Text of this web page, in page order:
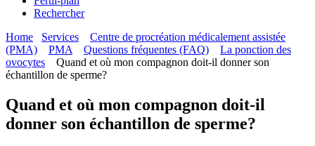
Rechercher
Home
Services
Centre de procréation médicalement assistée
(PMA)
PMA Questions fréquentes (FAQ)
La ponction des
ovocytes
Quand et où mon compagnon doit-il donner son
échantillon de sperme?
Quand et où mon compagnon doit-il
donner son échantillon de sperme?